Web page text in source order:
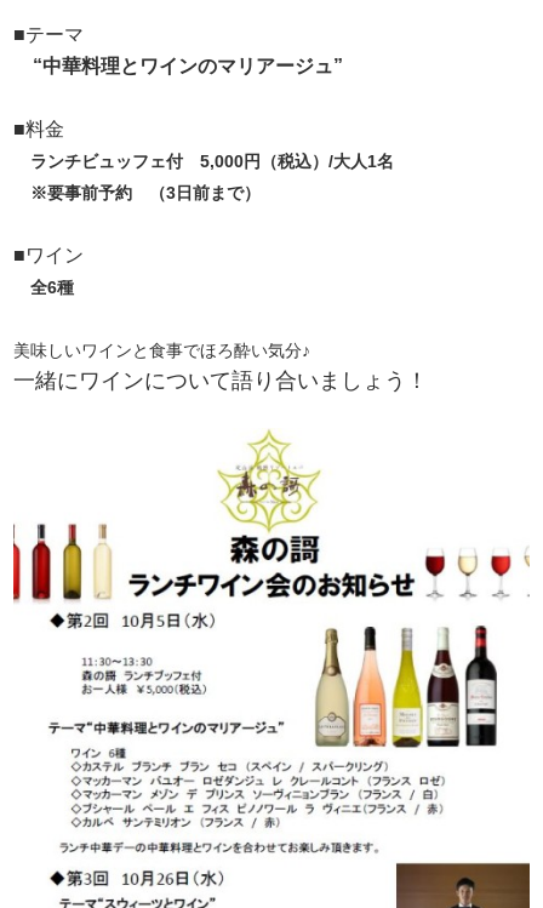
■テーマ
“中華料理とワインのマリアージュ”
■料金
ランチビュッフェ付 5,000円（税込）/大人1名
※要事前予約 （3日前まで）
■ワイン
全6種
美味しいワインと食事でほろ酔い気分♪
一緒にワインについて語り合いましょう！